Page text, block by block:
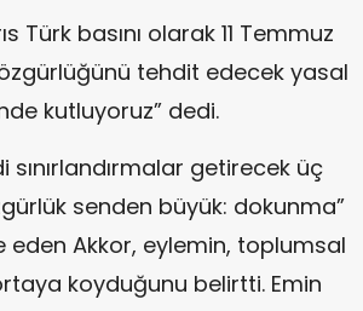
Türk basını olarak 11 Temmuz
tehdit edecek yasal
kutluyoruz” dedi.
getirecek üç
senden büyük: dokunma”
eden Akkor, eylemin, toplumsal
koyduğunu belirtti. Emin